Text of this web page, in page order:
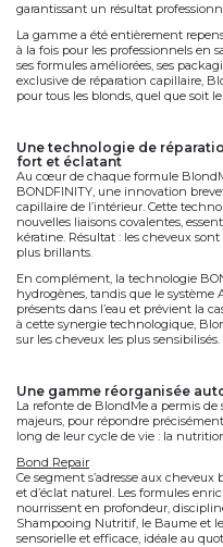
garantissant un résultat
La gamme a été entièrement
à la fois pour les professionnels en
ses formules améliorées, ses
exclusive de réparation capillaire,
pour tous les blonds, quel que soit
une technologie de réparation capillaire au service d’un blond
fort et éclatant
Au cœur de chaque formule
BONDFINITY, une innovation
capillaire de l’intérieur. Cette
nouvelles liaisons covalentes,
kératine. Résultat : les cheveux
plus brillants.
En complément, la technologie
hydrogènes, tandis que le système
présents dans l’eau et prévient la
à cette synergie technologique,
sur les cheveux les plus sensibilisés.
une gamme réorganisée
La refonte de BlondMe a permis de
majeurs, pour répondre
long de leur cycle de vie : la
Bond Repair
Ce segment s’adresse aux
et d’éclat naturel. Les formules
nourrissent en profondeur,
Shampooing Nutritif, le Baume et
sensorielle et efficace, idéale au